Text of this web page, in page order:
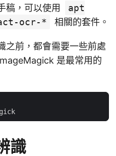
稿，可以使用
apt
ocr-* 相關的套件。
之前，都會需要一些前處
是最常用的
識